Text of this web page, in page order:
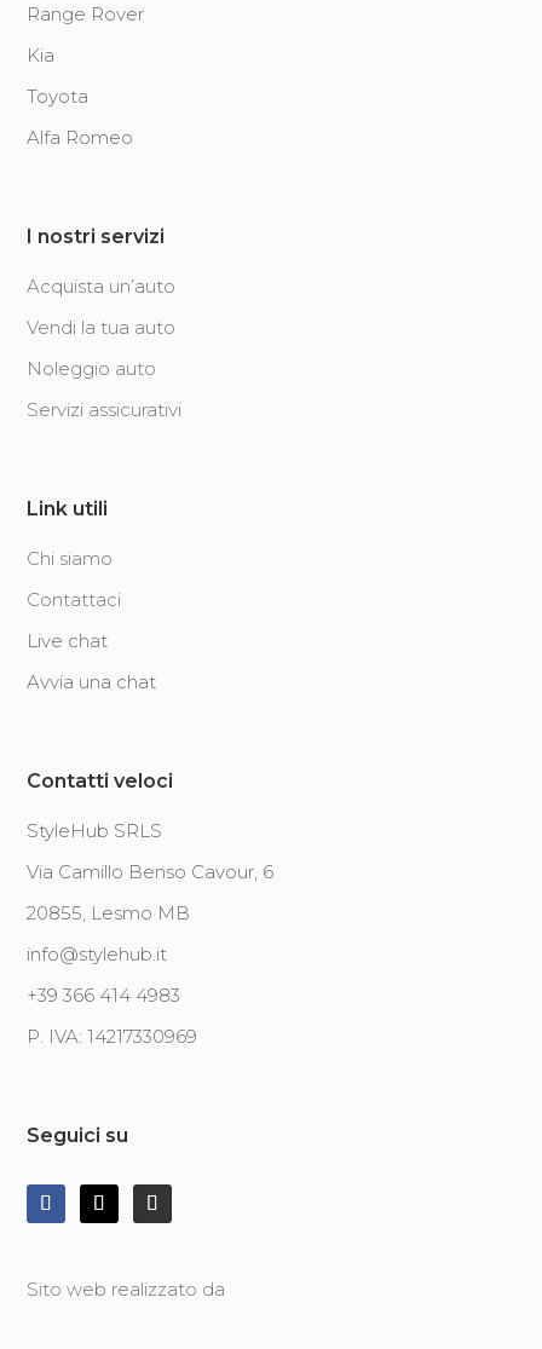
Range Rover
Kia
Toyota
Alfa Romeo
I nostri servizi
Acquista un’auto
Vendi la tua auto
Noleggio auto
Servizi assicurativi
Link utili
Chi siamo
Contattaci
Live chat
Avvia una chat
Contatti veloci
StyleHub SRLS
Via Camillo Benso Cavour, 6
20855, Lesmo MB
info@stylehub.it
+39 366 414 4983
P. IVA: 14217330969
Seguici su
Sito web realizzato da